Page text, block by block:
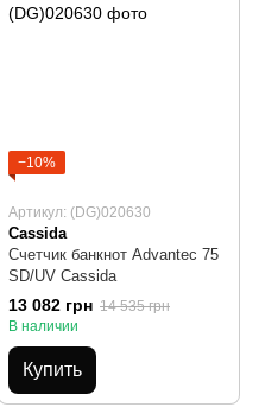
−10%
Артикул: (DG)020630
Cassida
Счетчик банкнот Advantec 75
SD/UV Cassida
13 082 грн 14 535 грн
В наличии
Купить